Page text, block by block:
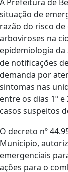
A Prefeitura de
situação de
razão do risco
arboviroses na
epidemiologia da
de notificações
demanda por
sintomas nas
entre os dias 1º
casos suspeitos
O decreto nº
Município,
emergenciais
ações para o